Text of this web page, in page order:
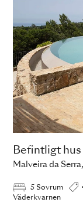
Befintligt hus
Malveira da
5 Sovrum
Väderkvarnen